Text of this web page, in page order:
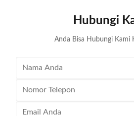
W x H) 500 x 900 x 1200mm (2)
Hubungi
Anda Bisa Hubungi Kami